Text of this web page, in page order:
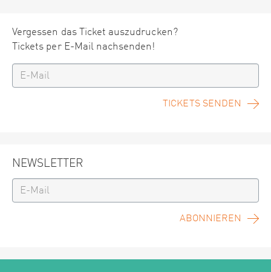
Vergessen das Ticket auszudrucken?
Tickets per E-Mail nachsenden!
TICKETS SENDEN
NEWSLETTER
ABONNIEREN